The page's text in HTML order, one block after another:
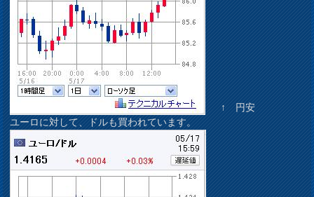
↑ 円安
ユーロに対して、ドルも買われています。